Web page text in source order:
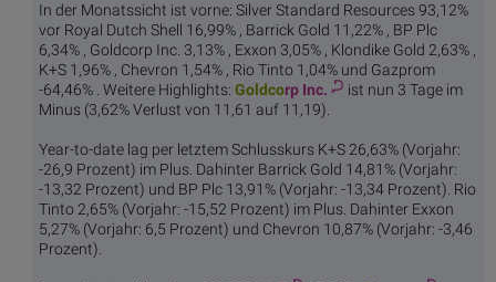
In der Monatssicht ist vorne: Silver Standard Resources 93,12%
vor Royal Dutch Shell 16,99% , Barrick Gold 11,22% , BP Plc
6,34% , Goldcorp Inc. 3,13% , Exxon 3,05% , Klondike Gold 2,63% ,
K+S 1,96% , Chevron 1,54% , Rio Tinto 1,04% und Gazprom
-64,46% . Weitere Highlights: Goldcorp Inc.
ist nun 3 Tage im
Minus (3,62% Verlust von 11,61 auf 11,19).
Year-to-date lag per letztem Schlusskurs K+S 26,63% (Vorjahr:
-26,9 Prozent) im Plus. Dahinter Barrick Gold 14,81% (Vorjahr:
-13,32 Prozent) und BP Plc 13,91% (Vorjahr: -13,34 Prozent). Rio
Tinto 2,65% (Vorjahr: -15,52 Prozent) im Plus. Dahinter Exxon
5,27% (Vorjahr: 6,5 Prozent) und Chevron 10,87% (Vorjahr: -3,46
Prozent).